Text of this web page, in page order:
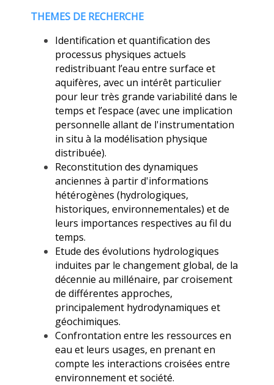
THEMES DE RECHERCHE
Identification et quantification des
processus physiques actuels
redistribuant l’eau entre surface et
aquifères, avec un intérêt particulier
pour leur très grande variabilité dans le
temps et l’espace (avec une implication
personnelle allant de l'instrumentation
in situ à la modélisation physique
distribuée).
Reconstitution des dynamiques
anciennes à partir d'informations
hétérogènes (hydrologiques,
historiques, environnementales) et de
leurs importances respectives au fil du
temps.
Etude des évolutions hydrologiques
induites par le changement global, de la
décennie au millénaire, par croisement
de différentes approches,
principalement hydrodynamiques et
géochimiques.
Confrontation entre les ressources en
eau et leurs usages, en prenant en
compte les interactions croisées entre
environnement et société.